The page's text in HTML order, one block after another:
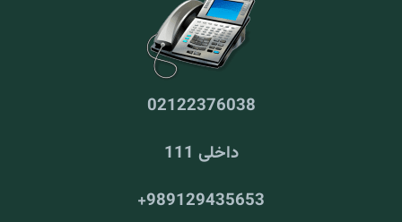
02122376038
داخلی 111
989129435653
+